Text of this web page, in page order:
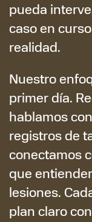
pueda
caso en
realidad.
Nuestro
primer día.
hablamos
registros de
conectamos
que
lesiones.
plan claro